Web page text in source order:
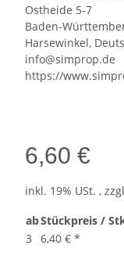
Ostheide 5-7
Baden-
Harsewinkel,
info@simprop.de
https://
6,60 €
inkl. 19% USt. ,
abStückpreis /
3
6,40 € *